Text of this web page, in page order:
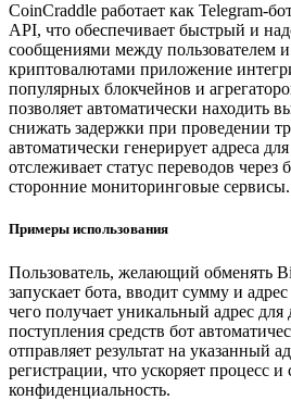
CoinCraddle работает как Telegram-
API, что обеспечивает быстрый и
сообщениями между пользователем
криптовалютами приложение
популярных блокчейнов и
позволяет автоматически находить
снижать задержки при проведении
автоматически генерирует адреса
отслеживает статус переводов через
сторонние мониторинговые сервисы.
Примеры использования
Пользователь, желающий обменять
запускает бота, вводит сумму и
чего получает уникальный адрес для
поступления средств бот
отправляет результат на указанный
регистрации, что ускоряет процесс и
конфиденциальность.